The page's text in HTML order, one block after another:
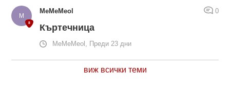
MeMeMeol 0
Къртечница
MeMeMeol, Преди 23 дни
виж всички теми